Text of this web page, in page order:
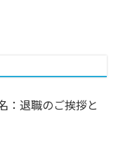
：退職のご挨拶と